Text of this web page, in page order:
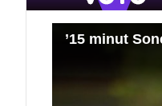
’15 minut